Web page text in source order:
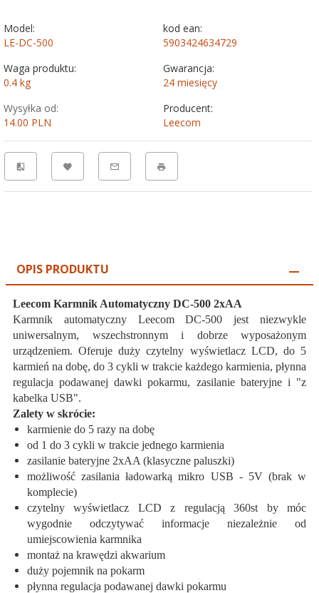
Model:
LE-DC-500
kod ean:
5903424634729
Waga produktu:
0.4 kg
Gwarancja:
24 miesięcy
Wysyłka od:
14.00 PLN
Producent:
Leecom
OPIS PRODUKTU
Leecom Karmnik Automatyczny DC-500 2xAA
Karmnik automatyczny Leecom DC-500 jest niezwykle
uniwersalnym, wszechstronnym i dobrze wyposażonym
urządzeniem. Oferuje duży czytelny wyświetlacz LCD, do 5
karmień na dobę, do 3 cykli w trakcie każdego karmienia, płynna
regulacja podawanej dawki pokarmu, zasilanie bateryjne i "z
kabelka USB".
Zalety w skrócie:
karmienie do 5 razy na dobę
od 1 do 3 cykli w trakcie jednego karmienia
zasilanie bateryjne 2xAA (klasyczne paluszki)
możliwość zasilania ładowarką mikro USB - 5V (brak w
komplecie)
czytelny wyświetlacz LCD z regulacją 360st by móc
wygodnie odczytywać informacje niezależnie od
umiejscowienia karmnika
montaż na krawędzi akwarium
duży pojemnik na pokarm
płynna regulacja podawanej dawki pokarmu